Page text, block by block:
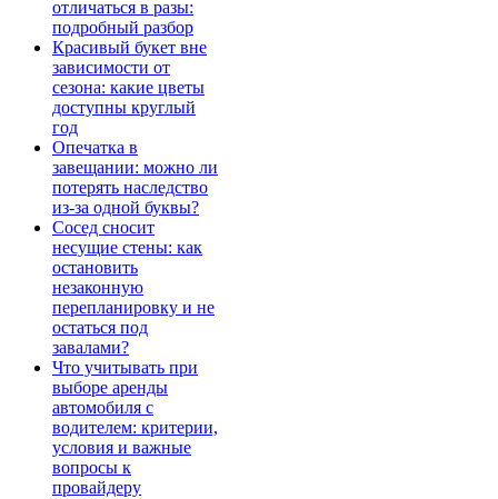
отличаться в разы:
подробный разбор
Красивый букет вне
зависимости от
сезона: какие цветы
доступны круглый
год
Опечатка в
завещании: можно ли
потерять наследство
из-за одной буквы?
Сосед сносит
несущие стены: как
остановить
незаконную
перепланировку и не
остаться под
завалами?
Что учитывать при
выборе аренды
автомобиля с
водителем: критерии,
условия и важные
вопросы к
провайдеру